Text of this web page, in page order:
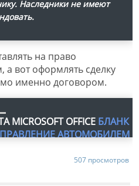
Наследники не имеют
на право
вот оформлять сделку
именно договором.
БЛАНК
АВТОМОБИЛЕМ
507 просмотров